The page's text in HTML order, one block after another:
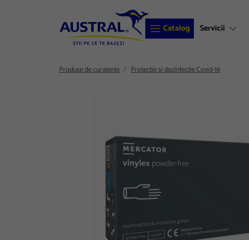
Catalog Servicii
Produse de curatenie Protectie si dezinfectie Covid-19